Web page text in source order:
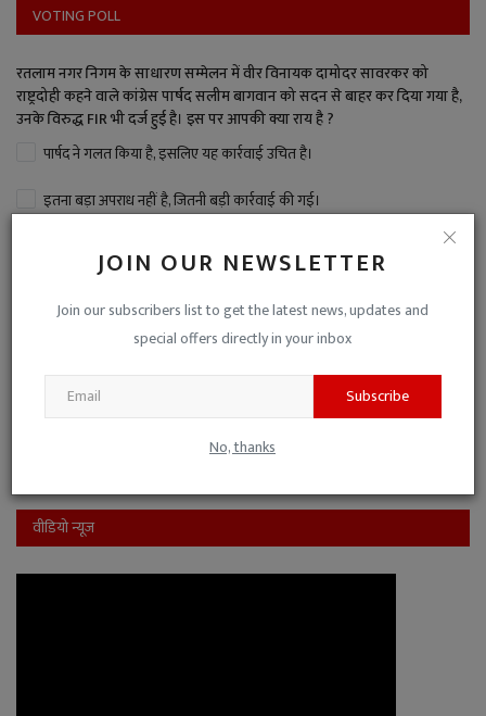
JOIN OUR NEWSLETTER
Join our subscribers list to get the latest news, updates and
special offers directly in your inbox
Subscribe
No, thanks
VOTING POLL
रतलाम नगर निगम के साधारण सम्मेलन में वीर विनायक दामोदर सावरकर को
राष्ट्रदोही कहने वाले कांग्रेस पार्षद सलीम बागवान को सदन से बाहर कर दिया गया है,
उनके विरुद्ध FIR भी दर्ज हुई है। इस पर आपकी क्या राय है ?
पार्षद ने गलत किया है, इसलिए यह कार्रवाई उचित है।
इतना बड़ा अपराध नहीं है, जितनी बड़ी कार्रवाई की गई।
यह जनहित के मुद्दों से ध्यान भटकाने की साजिश है।
Vote
वीडियो न्यूज